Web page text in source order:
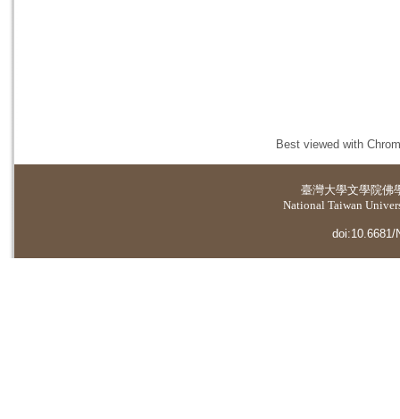
Best viewed with
臺灣大學文學院佛
National Taiwan
doi:10.6681/